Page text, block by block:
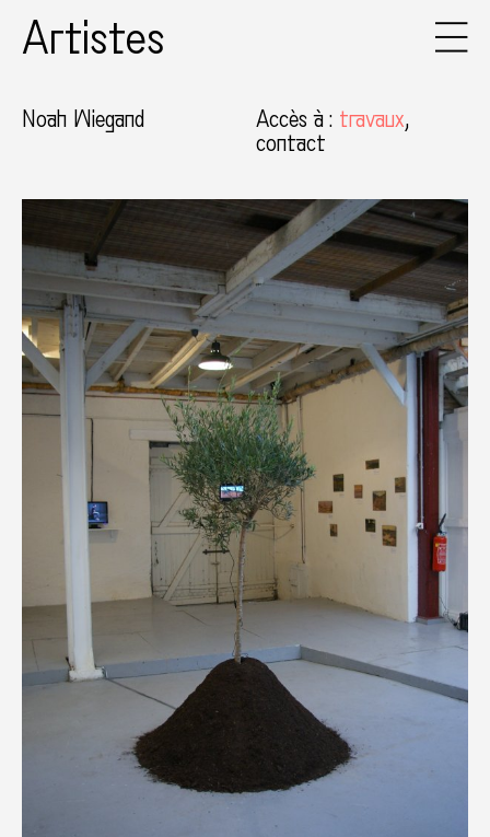
Artistes
Noah Wiegand Accès à : travaux
contact